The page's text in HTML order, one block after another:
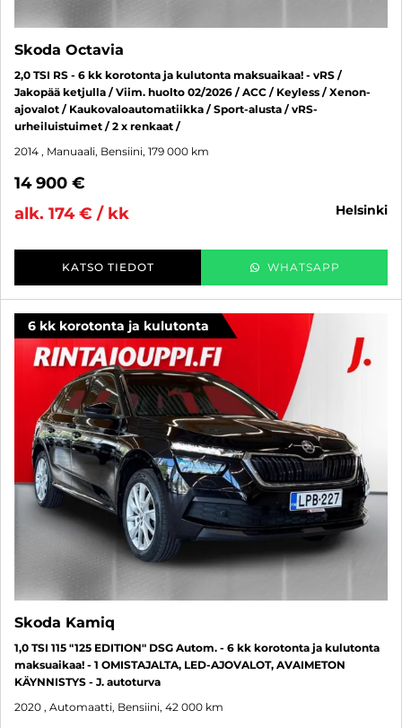
Skoda Octavia
2,0 TSI RS - 6 kk korotonta ja kulutonta maksuaikaa! - vRS /
Jakopää ketjulla / Viim. huolto 02/2026 / ACC / Keyless / Xenon-
ajovalot / Kaukovaloautomatiikka / Sport-alusta / vRS-
urheiluistuimet / 2 x renkaat /
2014 , Manuaali, Bensiini, 179 000 km
14 900 €
alk. 174 € / kk
helsinki
KATSO TIEDOT WHATSAPP
6 kk korotonta ja kulutonta
Skoda Kamiq
1,0 TSI 115 "125 EDITION" DSG Autom. - 6 kk korotonta ja kulutonta
maksuaikaa! - 1 OMISTAJALTA, LED-AJOVALOT, AVAIMETON
KÄYNNISTYS - J. autoturva
2020 , Automaatti, Bensiini, 42 000 km